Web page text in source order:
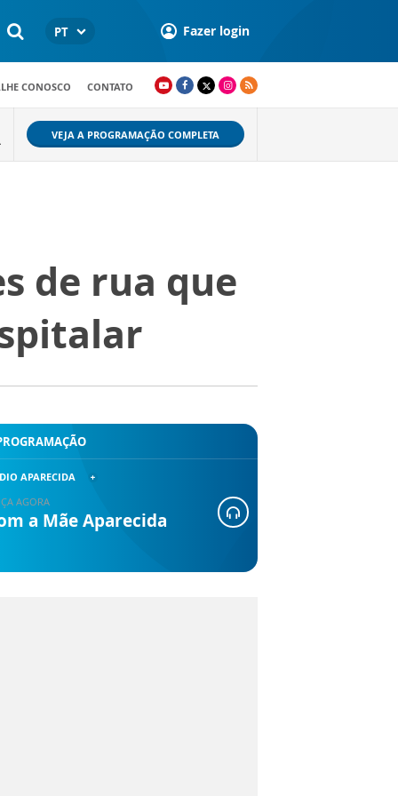
PT Fazer login
CONOSCO CONTATO
VEJA A PROGRAMAÇÃO COMPLETA
de rua que
APARECIDA
AGORA
a Mãe Aparecida